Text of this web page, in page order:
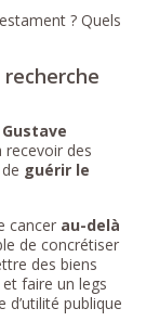
? Quels
recevoir des
guérir le
cancer au-delà
de concrétiser
des biens
faire un legs
d’utilité publique